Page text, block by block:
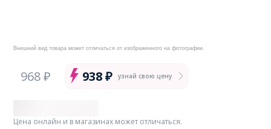
Внешний вид товара может отличаться от изображенного на фотографии.
968 ₽ 938 ₽ узнай свою цену
Цена онлайн и в магазинах может отличаться.